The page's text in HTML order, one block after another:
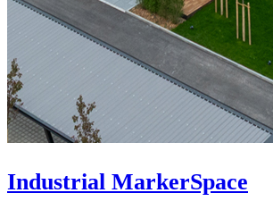
Industrial MarkerSpace